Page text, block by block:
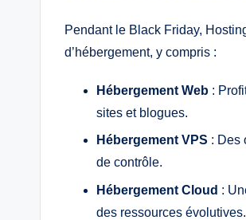
Pendant le Black Friday,
d’hébergement, y compris :
Hébergement Web :
sites et blogues.
Hébergement VPS : Des
de contrôle.
Hébergement Cloud :
des ressources évolutives.